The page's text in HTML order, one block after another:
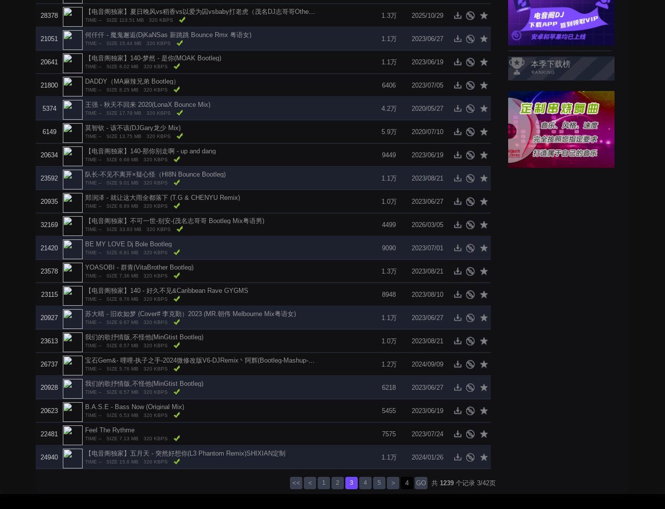
28378
【电音阁独家】夏日晚风vs稻香vs以爱为囚vsbaby打老虎（茂名DJ志哥哥Other MIX）
TIME -- SIZE 113.51 MB 320 KBPS
1.3万 2025/10/29
21051
何仟仟 - 魔鬼邂逅(DjKaNSas 新跳跳 Bounce Rmx 粤语女)
TIME -- SIZE 15.44 MB 320 KBPS
1.1万 2023/06/27
20641
【电音阁独家】140-梦然 - 是你(MOAK Bootleg)
TIME -- SIZE 8.02 MB 320 KBPS
1.1万 2023/06/19
21800
DADDY（MA麻辣兄弟 Bootleg）
TIME -- SIZE 8.25 MB 320 KBPS
6406 2023/07/05
5374
王强 - 秋天不回来 2020(LonaX Bounce Mix)
TIME -- SIZE 17.79 MB 320 KBPS
4.2万 2020/05/27
6149
莫智钦 - 该不该(DJGary龙少 Mix)
TIME -- SIZE 13.75 MB 320 KBPS
5.9万 2020/07/10
20634
【电音阁独家】140-那你别走啊 - up and dang
TIME -- SIZE 6.68 MB 320 KBPS
9449 2023/06/19
23592
队长-不见不离开×疑心怪（HI8N Bounce Bootleg)
TIME -- SIZE 9.01 MB 320 KBPS
1.1万 2023/08/21
20935
郑润泽 - 就让这大雨全都落下 (T.G & CHENYU Remix)
TIME -- SIZE 8.89 MB 320 KBPS
1.0万 2023/06/27
32169
【电音阁独家】不可一世-别安-(茂名志哥哥 Bootleg Mix粤语男)
TIME -- SIZE 33.83 MB 320 KBPS
4499 2026/03/05
21420
BE MY LOVE Dj Bole Bootleg
TIME -- SIZE 8.81 MB 320 KBPS
9090 2023/07/01
23578
YOASOBI - 群青(VitaBrother Bootleg)
TIME -- SIZE 7.36 MB 320 KBPS
1.3万 2023/08/21
23115
【电音阁独家】140 - 好久不见&Caribbean Rave GYGMS
TIME -- SIZE 8.76 MB 320 KBPS
8948 2023/08/10
20927
苏大晴 - 旧欢如梦 (Cover# 李克勤）2023 (MR.朝伟 Melbourne Mix粤语女)
TIME -- SIZE 9.67 MB 320 KBPS
1.1万 2023/06/27
23613
我们的歌抒情版,不怪他(MinGtist Bootleg)
TIME -- SIZE 8.57 MB 320 KBPS
1.0万 2023/08/21
26737
宝石Gem&- 哩哩-执子之手-2024微修改版V6-DJRemix丶阿辉(Bootleg-Mashup-Edit)
TIME -- SIZE 5.76 MB 320 KBPS
1.2万 2024/09/09
20928
我们的歌抒情版,不怪他(MinGtist Bootleg)
TIME -- SIZE 8.57 MB 320 KBPS
6218 2023/06/27
20623
B.A.S.E - Bass Now (Original Mix)
TIME -- SIZE 6.53 MB 320 KBPS
5455 2023/06/19
22481
Feel The Rythme
TIME -- SIZE 7.13 MB 320 KBPS
7575 2023/07/24
24940
【电音阁独家】五月天 - 突然好想你(L3 Phantom Remix)SHIXIAN定制
TIME -- SIZE 15.6 MB 320 KBPS
1.1万 2024/01/26
<< < 1 2 3 4 5 > GO 共 1239 个记录 3/42页
本季下载榜